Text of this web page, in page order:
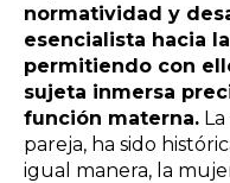
normatividad y
esencialista hacia
permitiendo con
sujeta inmersa
función materna.
pareja, ha sido
igual manera, la